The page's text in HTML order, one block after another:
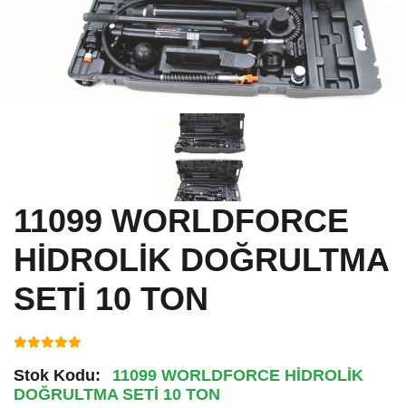
11099 WORLDFORCE
HİDROLİK DOĞRULTMA
SETİ 10 TON
Stok Kodu:
11099 WORLDFORCE HİDROLİK
DOĞRULTMA SETİ 10 TON